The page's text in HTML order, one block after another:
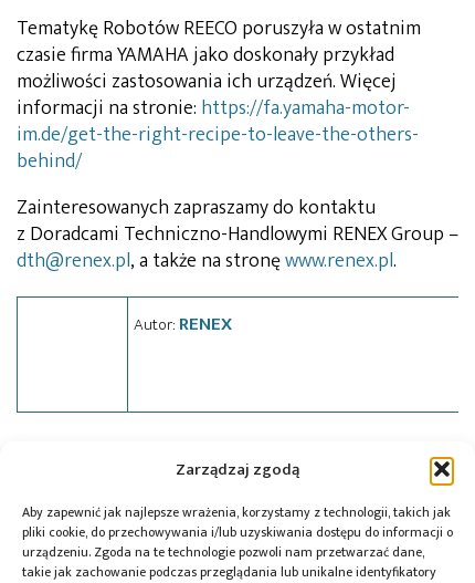
Zarządzaj zgodą
Aby zapewnić jak najlepsze wrażenia, korzystamy z technologii, takich jak
pliki cookie, do przechowywania i/lub uzyskiwania dostępu do informacji o
urządzeniu. Zgoda na te technologie pozwoli nam przetwarzać dane,
takie jak zachowanie podczas przeglądania lub unikalne identyfikatory
Tematykę Robotów REECO poruszyła w ostatnim
czasie firma YAMAHA jako doskonały przykład
możliwości zastosowania ich urządzeń. Więcej
informacji na stronie: https://fa.yamaha-motor-
im.de/get-the-right-recipe-to-leave-the-others-
behind/
Zainteresowanych zapraszamy do kontaktu
z Doradcami Techniczno-Handlowymi RENEX Group –
dth@renex.pl, a także na stronęwww.renex.pl.
Autor: RENEX
news,Renex,Yamaha
Przeczytaj również: